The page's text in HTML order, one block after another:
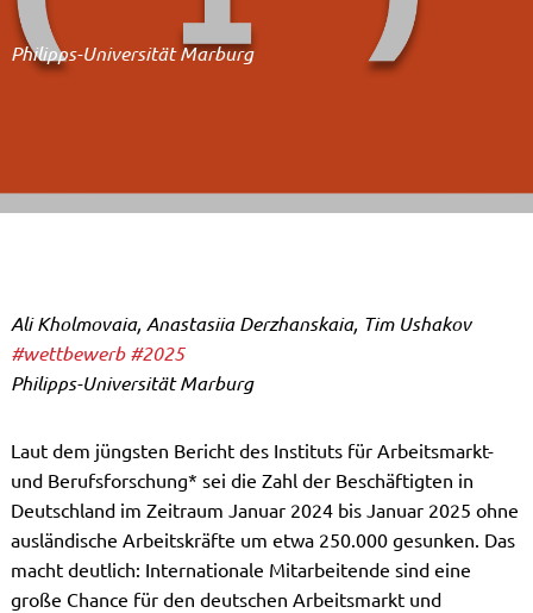
Philipps-Universität Marburg
Ali Kholmovaia, Anastasiia Derzhanskaia, Tim Ushakov
#wettbewerb #2025
Philipps-Universität Marburg
Laut dem jüngsten Bericht des Instituts für Arbeitsmarkt-
und Berufsforschung* sei die Zahl der Beschäftigten in
Deutschland im Zeitraum Januar 2024 bis Januar 2025 ohne
ausländische Arbeitskräfte um etwa 250.000 gesunken. Das
macht deutlich: Internationale Mitarbeitende sind eine
große Chance für den deutschen Arbeitsmarkt und